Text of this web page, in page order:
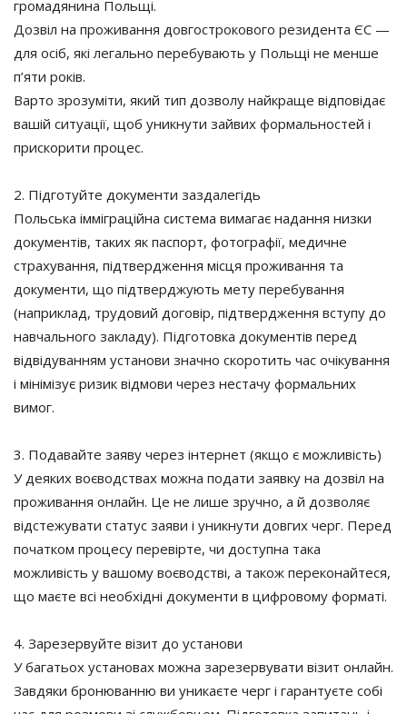
громадянина Польщі.
Дозвіл на проживання довгострокового резидента ЄС —
для осіб, які легально перебувають у Польщі не менше
п’яти років.
Варто зрозуміти, який тип дозволу найкраще відповідає
вашій ситуації, щоб уникнути зайвих формальностей і
прискорити процес.
2. Підготуйте документи заздалегідь
Польська імміграційна система вимагає надання низки
документів, таких як паспорт, фотографії, медичне
страхування, підтвердження місця проживання та
документи, що підтверджують мету перебування
(наприклад, трудовий договір, підтвердження вступу до
навчального закладу). Підготовка документів перед
відвідуванням установи значно скоротить час очікування
і мінімізує ризик відмови через нестачу формальних
вимог.
3. Подавайте заяву через інтернет (якщо є можливість)
У деяких воєводствах можна подати заявку на дозвіл на
проживання онлайн. Це не лише зручно, а й дозволяє
відстежувати статус заяви і уникнути довгих черг. Перед
початком процесу перевірте, чи доступна така
можливість у вашому воєводстві, а також переконайтеся,
що маєте всі необхідні документи в цифровому форматі.
4. Зарезервуйте візит до установи
У багатьох установах можна зарезервувати візит онлайн.
Завдяки бронюванню ви уникаєте черг і гарантуєте собі